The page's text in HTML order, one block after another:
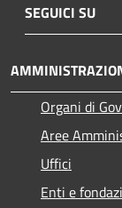
SEGUICI SU
Organi di
Aree
Uffici
Enti e